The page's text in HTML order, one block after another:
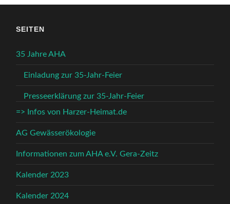
SEITEN
35 Jahre AHA
Einladung zur 35-Jahr-Feier
Presseerklärung zur 35-Jahr-Feier
=> Infos von Harzer-Heimat.de
AG Gewässerökologie
Informationen zum AHA e.V. Gera-Zeitz
Kalender 2023
Kalender 2024